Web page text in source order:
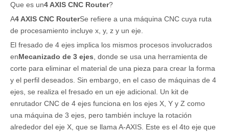
Que es un4 AXIS CNC Router?
A4 AXIS CNC RouterSe refiere a una máquina CNC cuya ruta
de procesamiento incluye x, y, z y un eje.
El fresado de 4 ejes implica los mismos procesos involucrados
enMecanizado de 3 ejes , donde se usa una herramienta de
corte para eliminar el material de una pieza para crear la forma
y el perfil deseados. Sin embargo, en el caso de máquinas de 4
ejes, se realiza el fresado en un eje adicional. Un kit de
enrutador CNC de 4 ejes funciona en los ejes X, Y y Z como
una máquina de 3 ejes, pero también incluye la rotación
alrededor del eje X, que se llama A-AXIS. Este es el 4to eje que